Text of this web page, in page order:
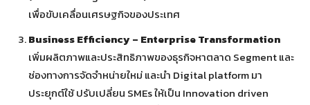
เพื่อขับเคลื่อนเศรษฐกิจของประเทศ
Business Efficiency – Enterprise Transformation
เพิ่มผลิตภาพและประสิทธิภาพของธุรกิจหาตลาด Segment และ
ช่องทางการจัดจำหน่ายใหม่ และนำ Digital platform มา
ประยุกต์ใช้ ปรับเปลี่ยน SMEs ให้เป็น Innovation driven